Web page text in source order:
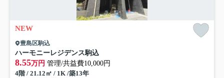
NEW
豊島区駒込
ハーモニーレジデンス駒込
8.55万円 管理/共益費10,000円
4階 / 21.12㎡ / 1K /築13年